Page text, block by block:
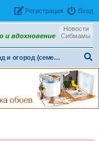
Вход
Рeгиcтpaция
Новости
Сибмамы
и вдохновение
Сад и огород (семена, рассада, урожай)
ои
ск